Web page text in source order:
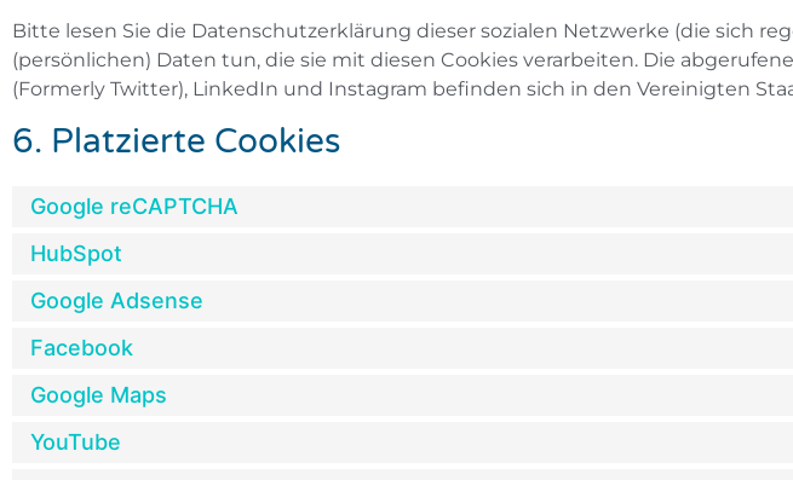
Bitte lesen Sie die Datenschutzerklärung dieser sozialen Netzwerke (die sich
(persönlichen) Daten tun, die sie mit diesen Cookies verarbeiten. Die
(Formerly Twitter), LinkedIn und Instagram befinden sich in den Vereinigten
6. Platzierte Cookies
Google reCAPTCHA
HubSpot
Google Adsense
Facebook
Google Maps
YouTube